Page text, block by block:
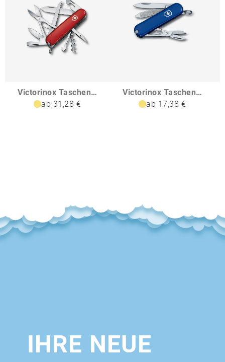
Victorinox Taschenmesser Huntsman
ab 31,28 €
Victorinox Taschenmesser Classic SD Colors
ab 17,38 €
IHRE NEUE